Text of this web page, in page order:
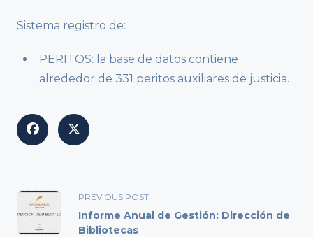
Sistema registro de:
PERITOS: la base de datos contiene
alrededor de 331 peritos auxiliares de justicia.
<span
class="nav-
subtitle
PREVIOUS POST
Informe Anual de Gestión: Dirección de
Bibliotecas